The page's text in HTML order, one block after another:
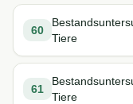
60
Tiere
61
Tiere